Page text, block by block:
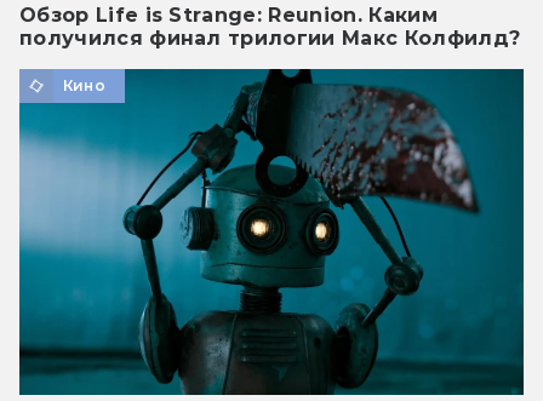
Обзор Life is Strange: Reunion. Каким
получился финал трилогии Макс Колфилд?
Кино